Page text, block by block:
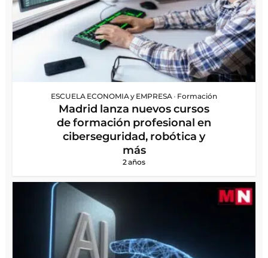
ESCUELA ECONOMIA y EMPRESA • Formación
Madrid lanza nuevos cursos
de formación profesional en
ciberseguridad, robótica y
más
2 años